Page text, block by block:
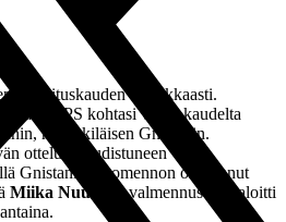
harjoituskauden voitokkaasti.
TPS kohtasi viime kaudelta
helsinkiläisen Gnistanin.
otteluun uudistuneen
Gnistanissa komennon oli ottanut
Miika Nuutisenvalmennustiimi aloitti